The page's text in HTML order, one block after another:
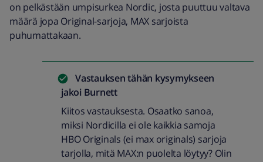
on pelkästään umpisurkea Nordic, josta puuttuu valtava
määrä jopa Original-sarjoja, MAX sarjoista
puhumattakaan.
Vastauksen tähän kysymykseen
jakoi Burnett
Kiitos vastauksesta. Osaatko sanoa,
miksi Nordicilla ei ole kaikkia samoja
HBO Originals (ei max originals) sarjoja
tarjolla, mitä MAX:n puolelta löytyy? Olin